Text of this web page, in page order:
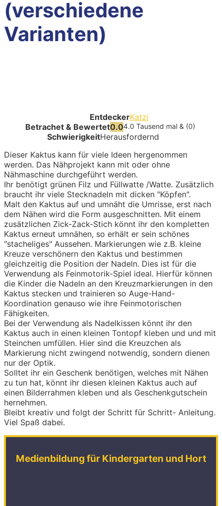
(verschiedene
Varianten)
EntdeckerKatzi
Betrachet & Bewertet0.04.0 Tausend mal & (0)
SchwierigkeitHerausfordernd
Dieser Kaktus kann für viele Ideen hergenommen
werden. Das Nähprojekt kann mit oder ohne
Nähmaschine durchgeführt werden.
Ihr benötigt grünen Filz und Füllwatte /Watte. Zusätzlich
braucht ihr viele Stecknadeln mit dicken "Köpfen".
Malt den Kaktus auf und umnäht die Umrisse, erst nach
dem Nähen wird die Form ausgeschnitten. Mit einem
zusätzlichen Zick-Zack-Stich könnt ihr den kompletten
Kaktus erneut umnähen, so erhält er sein schönes
"stacheliges" Aussehen. Markierungen wie z.B. kleine
Kreuze verschönern den Kaktus und bestimmen
gleichzeitig die Position der Nadeln. Dies ist für die
Verwendung als Feinmotorik-Spiel ideal. Hierfür können
die Kinder die Nadeln an den Kreuzmarkierungen in den
Kaktus stecken und trainieren so Auge-Hand-
Koordination genauso wie ihre Feinmotorischen
Fähigkeiten.
Bei der Verwendung als Nadelkissen könnt ihr den
Kaktus auch in einen kleinen Tontopf kleben und und mit
Steinchen umfüllen. Hier sind die Kreuzchen als
Markierung nicht zwingend notwendig, sondern dienen
nur der Optik.
Solltet ihr ein Geschenk benötigen, welches mit Nähen
zu tun hat, könnt ihr diesen kleinen Kaktus auch auf
einen Bilderrahmen kleben und als Geschenkgutschein
hernehmen.
Bleibt kreativ und folgt der Schritt für Schritt- Anleitung.
Viel Spaß dabei.
Medienbildung für Kindergarten und Hort